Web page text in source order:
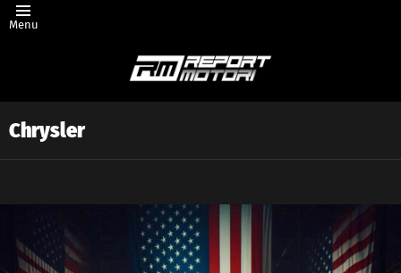
Menu
Chrysler
Latest
story